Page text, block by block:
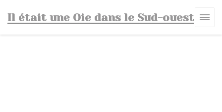
Il était une Oie dans le Sud-ouest